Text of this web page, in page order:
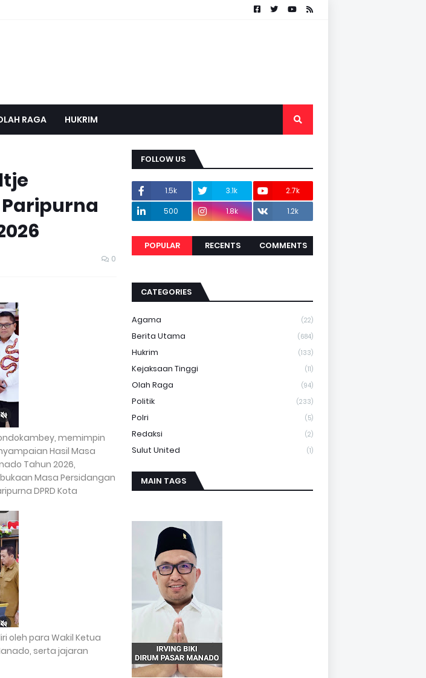
RAGA HUKRIM
0
memimpin
Hasil Masa
Tahun 2026,
Masa Persidangan
DPRD Kota
oleh para Wakil Ketua
serta jajaran
FOLLOW US
1.5k 3.1k
2.7k
500
1.8k 1.2k
POPULAR RECENTS COMMENTS
CATEGORIES
Agama (22)
Berita Utama (684)
Hukrim (133)
Kejaksaan Tinggi (11)
Olah Raga (94)
Politik (233)
Polri (5)
Redaksi (2)
Sulut United (1)
MAIN TAGS